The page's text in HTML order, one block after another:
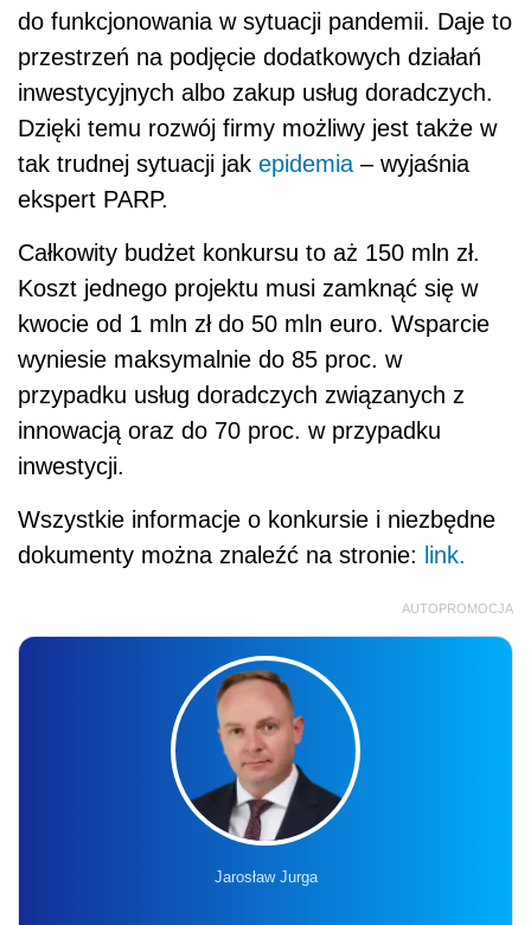
do funkcjonowania w sytuacji pandemii. Daje to
przestrzeń na podjęcie dodatkowych działań
inwestycyjnych albo zakup usług doradczych.
Dzięki temu rozwój firmy możliwy jest także w
tak trudnej sytuacji jak epidemia – wyjaśnia
ekspert PARP.
Całkowity budżet konkursu to aż 150 mln zł.
Koszt jednego projektu musi zamknąć się w
kwocie od 1 mln zł do 50 mln euro. Wsparcie
wyniesie maksymalnie do 85 proc. w
przypadku usług doradczych związanych z
innowacją oraz do 70 proc. w przypadku
inwestycji.
Wszystkie informacje o konkursie i niezbędne
dokumenty można znaleźć na stronie: link.
AUTOPROMOCJA
Jarosław Jurga